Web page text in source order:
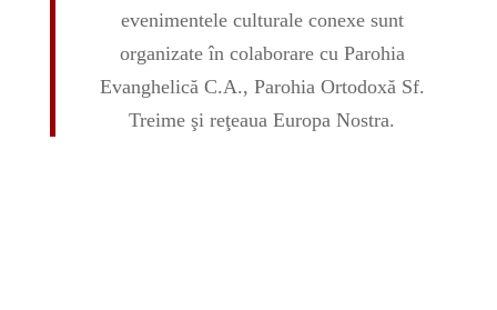
evenimentele culturale conexe sunt
organizate în colaborare cu Parohia
Evanghelică C.A., Parohia Ortodoxă Sf.
Treime şi reţeaua Europa Nostra.